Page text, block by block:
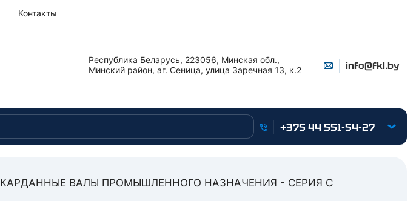
Контакты
Республика Беларусь, 223056, Минская обл.,
Минский район, аг. Сеница, улица Заречная 13, к.2
info@fkl.by
+375 44 551-54-27
КАРДАННЫЕ ВАЛЫ ПРОМЫШЛЕННОГО НАЗНАЧЕНИЯ - СЕРИЯ C